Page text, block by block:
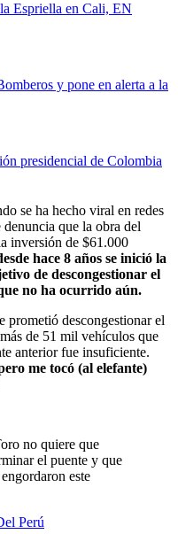
Espriella en Cali, EN
y pone en alerta a la
presidencial de Colombia
se ha hecho viral en redes
que la obra del
inversión de $61.000
hace 8 años se inició la
de descongestionar el
no ha ocurrido aún.
prometió descongestionar el
de 51 mil vehículos que
anterior fue insuficiente.
me tocó (al elefante)
no quiere que
el puente y que
este
Perú